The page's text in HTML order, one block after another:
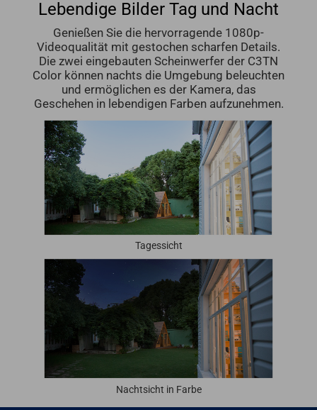
Lebendige Bilder Tag und Nacht
Genießen Sie die hervorragende 1080p-
Videoqualität mit gestochen scharfen Details.
Die zwei eingebauten Scheinwerfer der C3TN
Color können nachts die Umgebung beleuchten
und ermöglichen es der Kamera, das
Geschehen in lebendigen Farben aufzunehmen.
Tagessicht
Nachtsicht in Farbe